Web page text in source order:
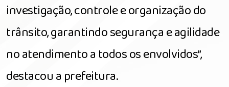
investigação, controle e organização do
trânsito, garantindo segurança e agilidade
no atendimento a todos os envolvidos”,
destacou a prefeitura.